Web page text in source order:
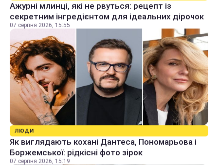
Ажурні млинці, які не рвуться: рецепт із
секретним інгредієнтом для ідеальних дірочок
07 серпня 2026, 15:55
ЛЮДИ
Як виглядають кохані Дантеса, Пономарьова і
Боржемської: рідкісні фото зірок
07 серпня 2026, 15:19